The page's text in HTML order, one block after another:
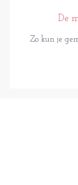
De
Zo kun je